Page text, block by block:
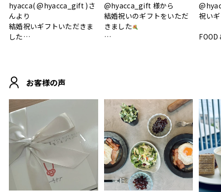
hyacca( @hyacca_gift )さ
んより
結婚祝いギフトいただきま
した
おうちカフェもお洒落にな
って嬉しい𖠚 ⡱
.
#hyacca #結婚祝い
@hyacca_gift 様から
結婚祝いのギフトをいただ
きました
素敵なギフトを
ありがとうございました
#hyacca #結婚祝い
#お祝い #プレゼント
祝い
FOOD
真っ
いい
#結婚
淡色
結婚
色イ
お客様の声